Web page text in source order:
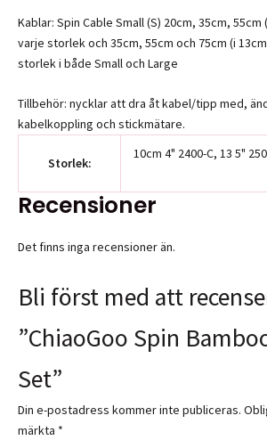
Kablar: Spin Cable Small (S) 20cm, 35cm,
varje storlek och 35cm, 55cm och 75cm (i
storlek i både Small och Large
Tillbehör: nycklar att dra åt kabel/tipp med,
kabelkoppling och stickmätare.
Storlek:
10cm 4" 2400-C, 13 5"
Recensioner
Det finns inga recensioner än.
Bli först med att
”ChiaoGoo Spin
Set”
Din e-postadress kommer inte publiceras.
märkta *